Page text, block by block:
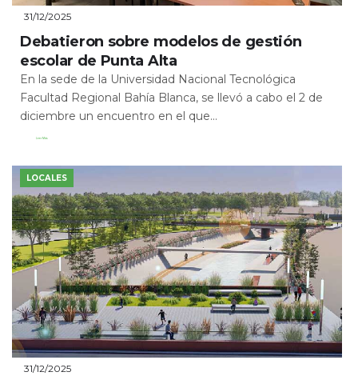
31/12/2025
Debatieron sobre modelos de gestión
escolar de Punta Alta
En la sede de la Universidad Nacional Tecnológica
Facultad Regional Bahía Blanca, se llevó a cabo el 2 de
diciembre un encuentro en el que...
Leer Más
LOCALES
31/12/2025